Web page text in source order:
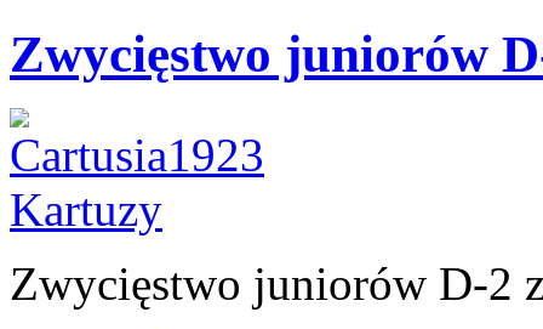
Zwycięstwo juniorów
Zwycięstwo juniorów D-2